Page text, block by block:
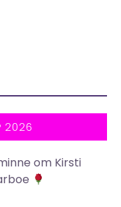
2026
om Kirsti